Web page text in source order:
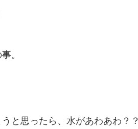
。
と思ったら、水があわあわ？？